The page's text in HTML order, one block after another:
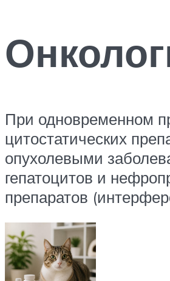
При одновременном
цитостатических
опухолевыми
гепатоцитов и
препаратов